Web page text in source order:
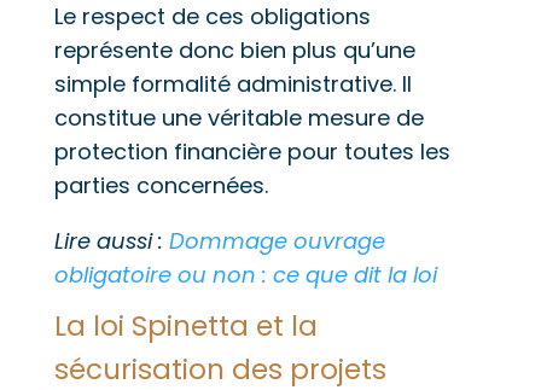
Le respect de ces obligations
représente donc bien plus qu’une
simple formalité administrative. Il
constitue une véritable mesure de
protection financière pour toutes les
parties concernées.
Lire aussi : Dommage ouvrage
obligatoire ou non : ce que dit la loi
La loi Spinetta et la
sécurisation des projets